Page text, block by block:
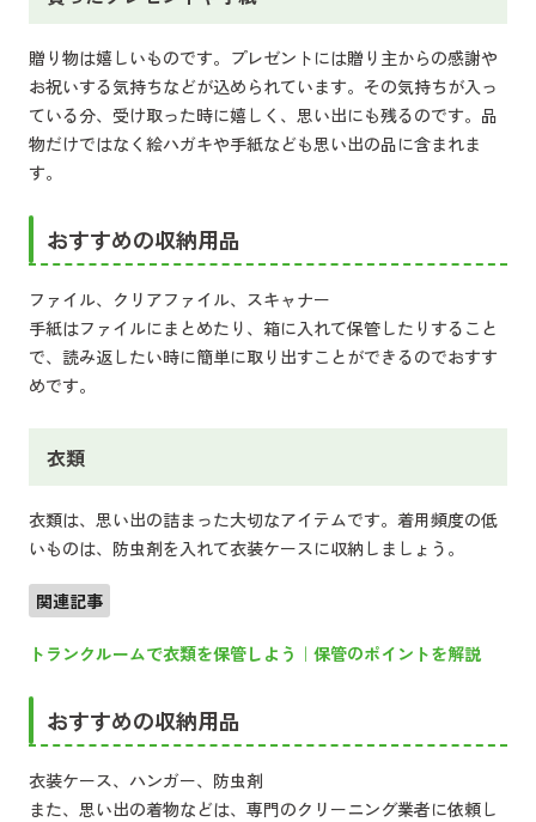
贈り物は嬉しいものです。プレゼントには贈り主からの感謝や
お祝いする気持ちなどが込められています。その気持ちが入っ
ている分、受け取った時に嬉しく、思い出にも残るのです。品
物だけではなく絵ハガキや手紙なども思い出の品に含まれま
す。
おすすめの収納用品
ファイル、クリアファイル、スキャナー
手紙はファイルにまとめたり、箱に入れて保管したりすること
で、読み返したい時に簡単に取り出すことができるのでおすす
めです。
衣類
衣類は、思い出の詰まった大切なアイテムです。着用頻度の低
いものは、防虫剤を入れて衣装ケースに収納しましょう。
関連記事
トランクルームで衣類を保管しよう｜保管のポイントを解説
おすすめの収納用品
衣装ケース、ハンガー、防虫剤
また、思い出の着物などは、専門のクリーニング業者に依頼し